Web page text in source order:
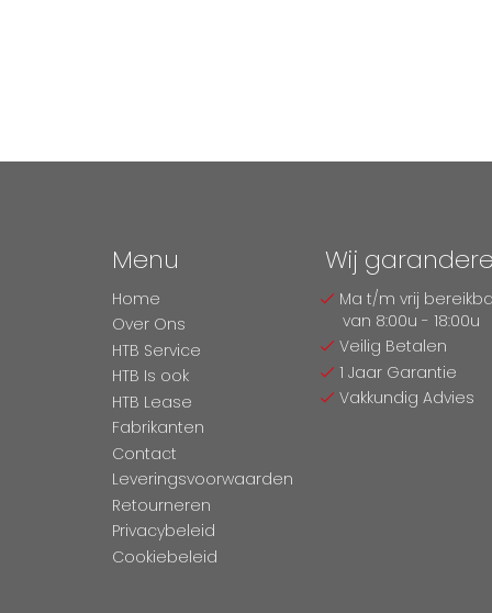
Menu
Home
Over Ons
HTB Service
HTB Is ook
HTB Lease
Fabrikanten
Contact
Leveringsvoorwaarden
Retourneren
Privacybeleid
Cookiebeleid
Wij
Ma t/m vrij
van 8:00u - 18:00u
Veilig Betalen
1 Jaar Garantie
Vakkundig Advies